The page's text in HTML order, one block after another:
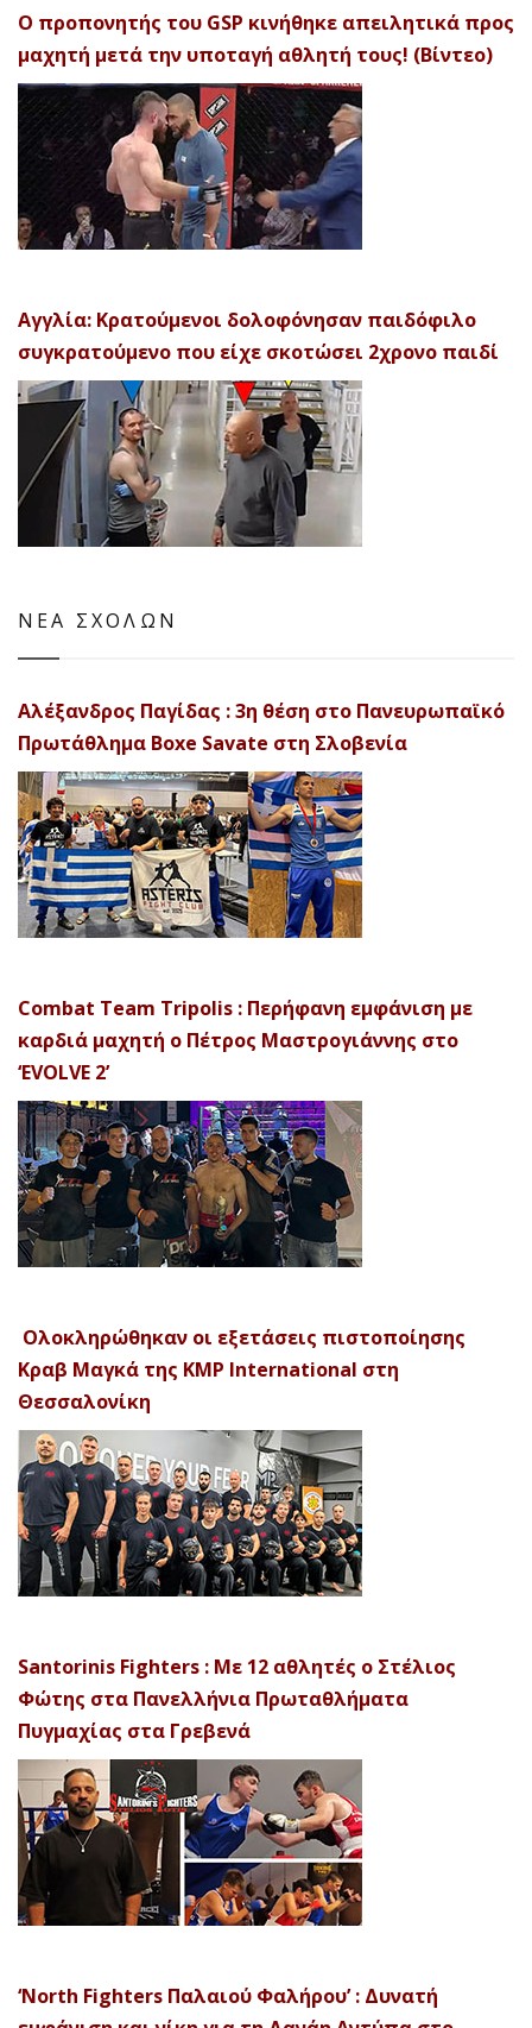
Ο προπονητής του GSP κινήθηκε απειλητικά προς
μαχητή μετά την υποταγή αθλητή τους! (Βίντεο)
Αγγλία: Κρατούμενοι δολοφόνησαν παιδόφιλο
συγκρατούμενο που είχε σκοτώσει 2χρονο παιδί
ΝΕΑ ΣΧΟΛΩΝ
Αλέξανδρος Παγίδας : 3η θέση στο Πανευρωπαϊκό
Πρωτάθλημα Boxe Savate στη Σλοβενία
Combat Team Tripolis : Περήφανη εμφάνιση με
καρδιά μαχητή ο Πέτρος Μαστρογιάννης στο
‘EVOLVE 2’
Ολοκληρώθηκαν οι εξετάσεις πιστοποίησης
Κραβ Μαγκά της KMP International στη
Θεσσαλονίκη
Santorinis Fighters : Με 12 αθλητές ο Στέλιος
Φώτης στα Πανελλήνια Πρωταθλήματα
Πυγμαχίας στα Γρεβενά
‘North Fighters Παλαιού Φαλήρου’ : Δυνατή